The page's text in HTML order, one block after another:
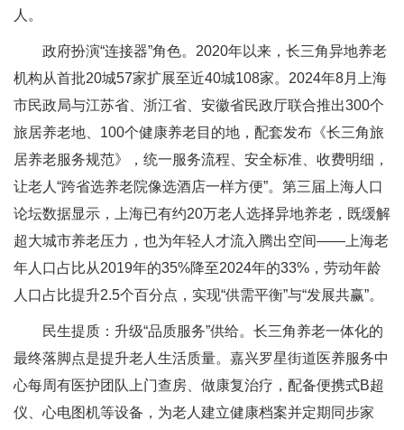
人。
政府扮演“连接器”角色。2020年以来，长三角异地养老
机构从首批20城57家扩展至近40城108家。2024年8月上海
市民政局与江苏省、浙江省、安徽省民政厅联合推出300个
旅居养老地、100个健康养老目的地，配套发布《长三角旅
居养老服务规范》，统一服务流程、安全标准、收费明细，
让老人“跨省选养老院像选酒店一样方便”。第三届上海人口
论坛数据显示，上海已有约20万老人选择异地养老，既缓解
超大城市养老压力，也为年轻人才流入腾出空间——上海老
年人口占比从2019年的35%降至2024年的33%，劳动年龄
人口占比提升2.5个百分点，实现“供需平衡”与“发展共赢”。
民生提质：升级“品质服务”供给。长三角养老一体化的
最终落脚点是提升老人生活质量。嘉兴罗星街道医养服务中
心每周有医护团队上门查房、做康复治疗，配备便携式B超
仪、心电图机等设备，为老人建立健康档案并定期同步家